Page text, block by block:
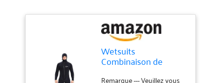
Wetsuits
Combinaison de
Remarque --- Veuillez vous